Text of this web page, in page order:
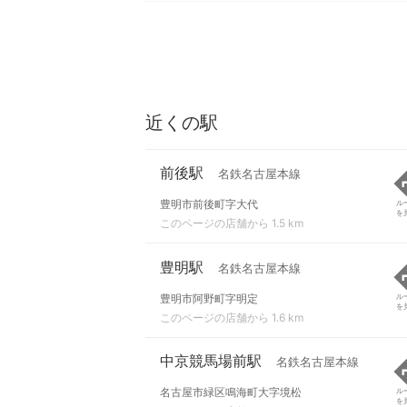
近くの駅
前後駅 名鉄名古屋本線
豊明市前後町字大代
このページの店舗から 1.5 km
ル
を
豊明駅 名鉄名古屋本線
豊明市阿野町字明定
このページの店舗から 1.6 km
ル
を
中京競馬場前駅 名鉄名古屋本線
名古屋市緑区鳴海町大字境松
ル
を